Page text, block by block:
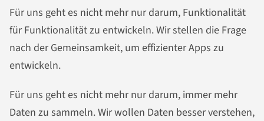
Für uns geht es nicht mehr nur darum, Funktionalität
für Funktionalität zu entwickeln. Wir stellen die Frage
nach der Gemeinsamkeit, um effizienter Apps zu
entwickeln.
Für uns geht es nicht mehr nur darum, immer mehr
Daten zu sammeln. Wir wollen Daten besser verstehen,